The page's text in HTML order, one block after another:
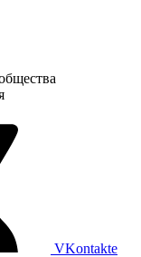
VKontakte